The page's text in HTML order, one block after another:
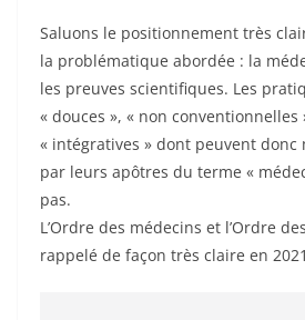
Saluons le positionnement très
la problématique abordée : la
les preuves scientifiques. Les
« douces », « non conventionnelles
« intégratives » dont peuvent donc miens être adossées
par leurs apôtres du terme «
pas.
L’Ordre des médecins et l’Ordre
rappelé de façon très claire en